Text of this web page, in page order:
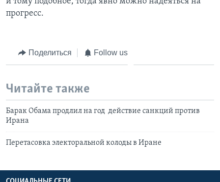
прогресс.
Поделиться Follow us
Читайте также
Барак Обама продлил на год действие санкций против
Ирана
Перетасовка электоральной колоды в Иране